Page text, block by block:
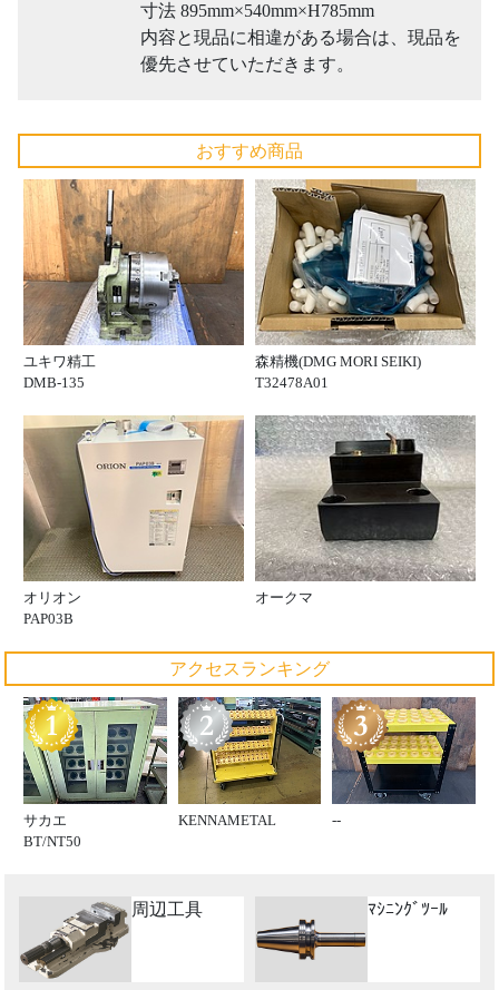
寸法 895mm×540mm×H785mm
内容と現品に相違がある場合は、現品を
優先させていただきます。
おすすめ商品
ユキワ精工
DMB-135
森精機(DMG MORI SEIKI)
T32478A01
オリオン
PAP03B
オークマ
アクセスランキング
サカエ
BT/NT50
KENNAMETAL --
周辺工具 ﾏｼﾆﾝｸﾞﾂｰﾙ